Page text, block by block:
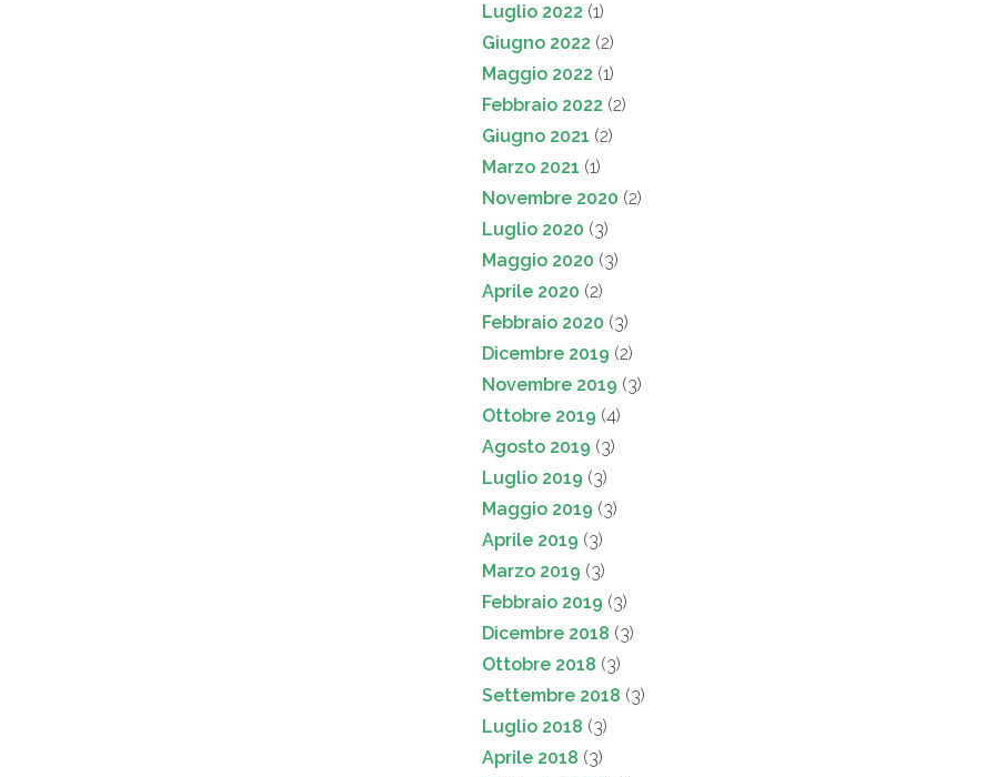
Luglio 2022 (1)
Giugno 2022 (2)
Maggio 2022 (1)
Febbraio 2022 (2)
Giugno 2021 (2)
Marzo 2021 (1)
Novembre 2020 (2)
Luglio 2020 (3)
Maggio 2020 (3)
Aprile 2020 (2)
Febbraio 2020 (3)
Dicembre 2019 (2)
Novembre 2019 (3)
Ottobre 2019 (4)
Agosto 2019 (3)
Luglio 2019 (3)
Maggio 2019 (3)
Aprile 2019 (3)
Marzo 2019 (3)
Febbraio 2019 (3)
Dicembre 2018 (3)
Ottobre 2018 (3)
Settembre 2018 (3)
Luglio 2018 (3)
Aprile 2018 (3)